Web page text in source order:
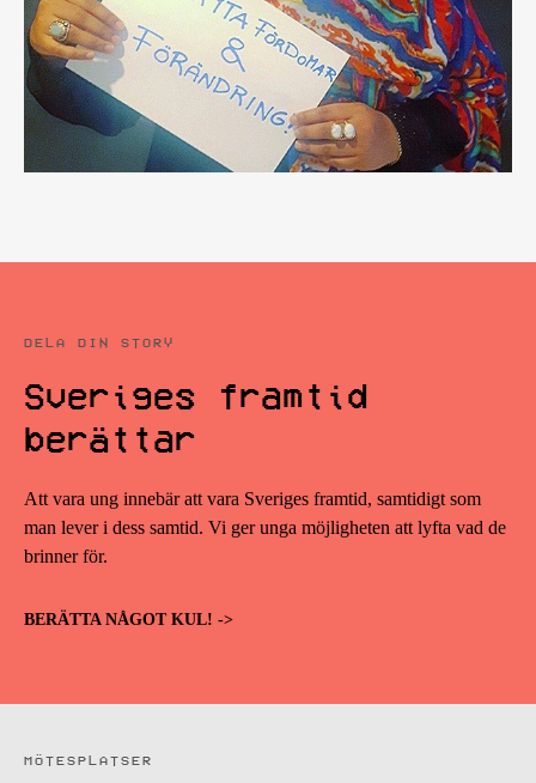
DELA DIN STORY
Sveriges framtid
berättar
Att vara ung innebär att vara Sveriges framtid, samtidigt som
man lever i dess samtid. Vi ger unga möjligheten att lyfta vad de
brinner för.
BERÄTTA NÅGOT KUL! ->
MÖTESPLATSER